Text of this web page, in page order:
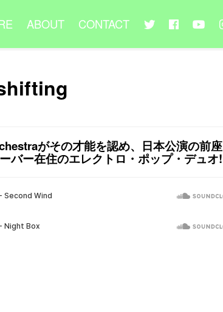
ABOUT CONTACT
がその才能を認め、日本公演の前座
バー在住のエレクトロ・ポップ・デュオ!